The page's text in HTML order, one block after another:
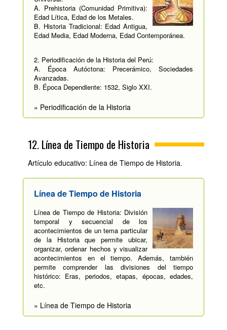
A. Prehistoria (Comunidad Primitiva):
Edad Lítica, Edad de los Metales.
B. Historia Tradicional: Edad Antigua,
Edad Media, Edad Moderna, Edad Contemporánea.
2. Periodificación de la Historia del Perú:
A. Época Autóctona: Precerámico, Sociedades
Avanzadas.
B. Época Dependiente: 1532, Siglo XXI.
» Periodificación de la Historia
12. Línea de Tiempo de Historia
Artículo educativo: Línea de Tiempo de Historia.
Línea de Tiempo de Historia
Línea de Tiempo de Historia: División
temporal y secuencial de los
acontecimientos de un tema particular
de la Historia que permite ubicar,
organizar, ordenar hechos y visualizar
acontecimientos en el tiempo. Además, también
permite comprender las divisiones del tiempo
histórico: Eras, periodos, etapas, épocas, edades,
etc.
» Línea de Tiempo de Historia